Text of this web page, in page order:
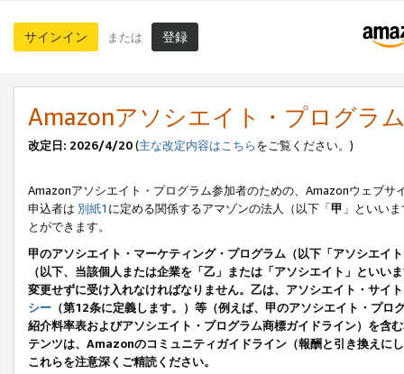
サインイン または 登録
Amazonアソシエイト・プログラ
改定日: 2026/4/20(主な改定内容はこちらをご覧ください。)
Amazonアソシエイト・プログラム参加者のための、Amazonウェブサ
申込者は 別紙1 に定める関係するアマゾンの法人（以下「甲 」といい
とができます。
甲のアソシエイト・マーケティング・プログラム（以下「アソシエイ
（以下、当該個人または企業を「乙」または「アソシエイト」とい
変更せずに受け入れなければなりません。乙は、アソシエイト・サイ
シー （第12条に定義します。）等（例えば、甲のアソシエイト・プ
紹介料率表およびアソシエイト・プログラム商標ガイドライン）を
テンツは、Amazonのコミュニティガイドライン（報酬と引き換えに
これらを注意深くご精読ください。